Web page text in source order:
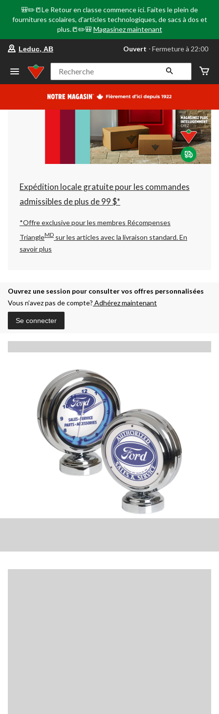
🎒✏️📒Le Retour en classe commence ici. Faites le plein de
fournitures scolaires, d'articles technologiques, de sacs à dos et
plus.📒✏️🎒 Magasinez maintenant
votre
préféré
Leduc,
AB,
courament
Fermeture
à
22:00
cliquer
pour
changer
Leduc, AB Ouvert ⋅ Fermeture à 22:00
Recherche
Expédition locale gratuite pour les commandes
admissibles de plus de 99 $*
*Offre exclusive pour les membres Récompenses
TriangleMD sur les articles avec la livraison standard.En
savoir plus
Ouvrez une session pour consulter vos offres personnalisées
Vous n’avez pas de compte? Adhérez maintenant
Se connecter